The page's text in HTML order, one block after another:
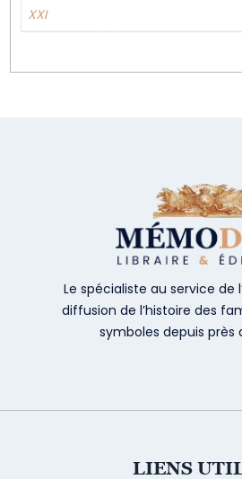
XXI
Le spécialiste au service de
diffusion de l’histoire des
symboles depuis près
LIENS